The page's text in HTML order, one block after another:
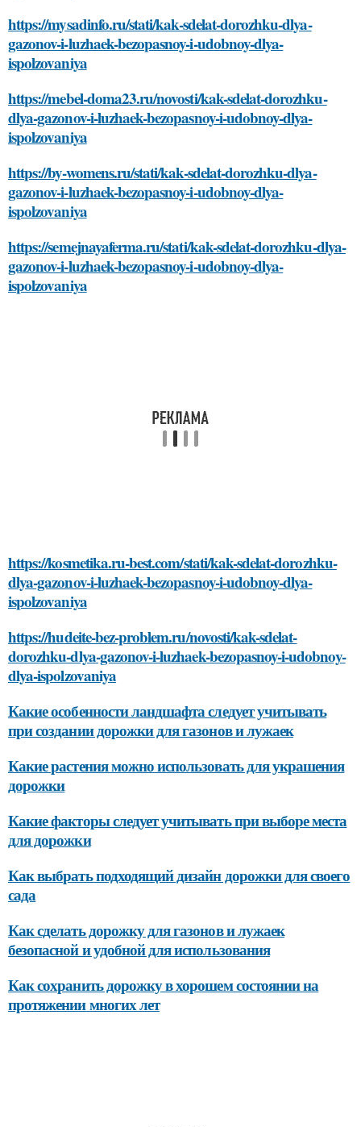
https://mysadinfo.ru/stati/kak-sdelat-dorozhku-dlya-
gazonov-i-luzhaek-bezopasnoy-i-udobnoy-dlya-
ispolzovaniya
https://mebel-doma23.ru/novosti/kak-sdelat-dorozhku-
dlya-gazonov-i-luzhaek-bezopasnoy-i-udobnoy-dlya-
ispolzovaniya
https://by-womens.ru/stati/kak-sdelat-dorozhku-dlya-
gazonov-i-luzhaek-bezopasnoy-i-udobnoy-dlya-
ispolzovaniya
https://semejnayaferma.ru/stati/kak-sdelat-dorozhku-dlya-
gazonov-i-luzhaek-bezopasnoy-i-udobnoy-dlya-
ispolzovaniya
https://kosmetika.ru-best.com/stati/kak-sdelat-dorozhku-
dlya-gazonov-i-luzhaek-bezopasnoy-i-udobnoy-dlya-
ispolzovaniya
https://hudeite-bez-problem.ru/novosti/kak-sdelat-
dorozhku-dlya-gazonov-i-luzhaek-bezopasnoy-i-udobnoy-
dlya-ispolzovaniya
Какие особенности ландшафта следует учитывать
при создании дорожки для газонов и лужаек
Какие растения можно использовать для украшения
дорожки
Какие факторы следует учитывать при выборе места
для дорожки
Как выбрать подходящий дизайн дорожки для своего
сада
Как сделать дорожку для газонов и лужаек
безопасной и удобной для использования
Как сохранить дорожку в хорошем состоянии на
протяжении многих лет